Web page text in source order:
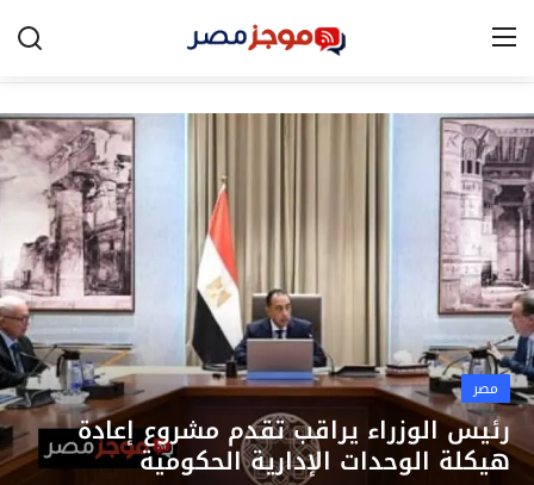
الرئيسية
مصر
الخليج
العالم
الرياضة
اقتصاد
تكنولوجيا
مصر
رئيس الوزراء يراقب تقدم مشروع إعادة
هيكلة الوحدات الإدارية الحكومية